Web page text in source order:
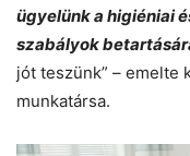
ügyelünk a higiéniai
szabályok
jót teszünk” – emelte
munkatársa.